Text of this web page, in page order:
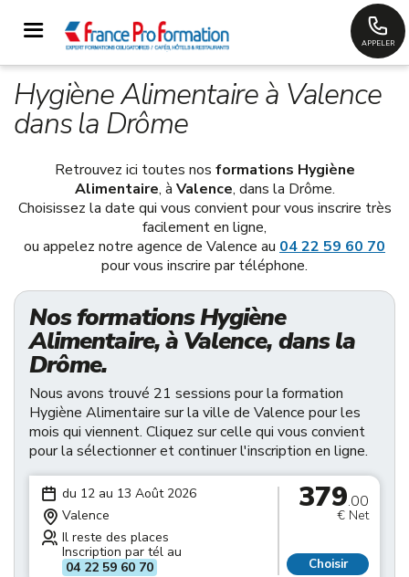
APPELER
Hygiène Alimentaire à Valence
dans la Drôme
Retrouvez ici toutes nos formations Hygiène
Alimentaire, à Valence, dans la Drôme.
Choisissez la date qui vous convient pour vous inscrire très
facilement en ligne,
ou appelez notre agence de Valence au 04 22 59 60 70
pour vous inscrire par téléphone.
Nos formations Hygiène
Alimentaire, à Valence, dans la
Drôme.
Nous avons trouvé 21 sessions pour la formation
Hygiène Alimentaire sur la ville de Valence pour les
mois qui viennent. Cliquez sur celle qui vous convient
pour la sélectionner et continuer l'inscription en ligne.
du 12 au 13 Août 2026
Valence
Il reste des places
Inscription par tél au
04 22 59 60 70
379.00
€ Net
Choisir